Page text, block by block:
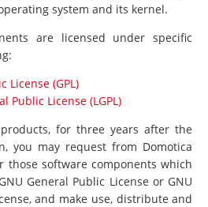
system and its kernel.
are licensed under specific
License (GPL)
Public License (LGPL)
for three years after the
you may request from Domotica
those software components which
General Public License or GNU
and make use, distribute and